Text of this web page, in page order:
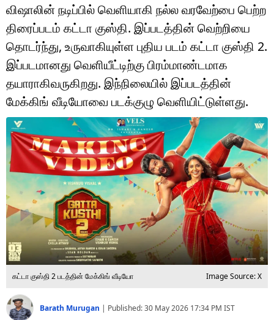
லைஃப்ஸ்டைல்
வணிகம்
டெக்னாலஜி
ஆன்மீகம்
வைரல்
ஹெஃல்த்
ஷார்ட் வீடியோஸ்
வலை கதைகள்
போட்டோ கேலரி
விஷாலின் நடிப்பில் வெளியாகி நல்ல வரவேற்பை பெற்ற
திரைப்படம் கட்டா குஸ்தி. இப்படத்தின் வெற்றியை
தொடர்ந்து, உருவாகியுள்ள புதிய படம் கட்டா குஸ்தி 2.
இப்படமானது வெளியீட்டிற்கு பிரம்மாண்டமாக
தயாராகிவருகிறது. இந்நிலையில் இப்படத்தின்
மேக்கிங் வீடியோவை படக்குழு வெளியிட்டுள்ளது.
கட்டா குஸ்தி 2 படத்தின் மேக்கிங் வீடியோ Image Source: X
Barath Murugan | Published:30 May 2026 17:34 PM IST